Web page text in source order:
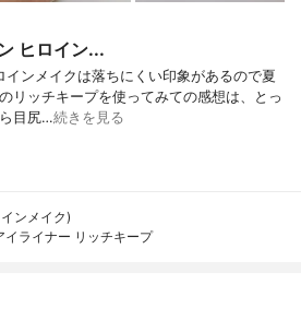
ヒロイン...
ンメイクは落ちにくい印象があるので夏
リッチキープを使ってみての感想は、とっ
目尻…続きを見る
ンメイク)
イライナー リッチキープ